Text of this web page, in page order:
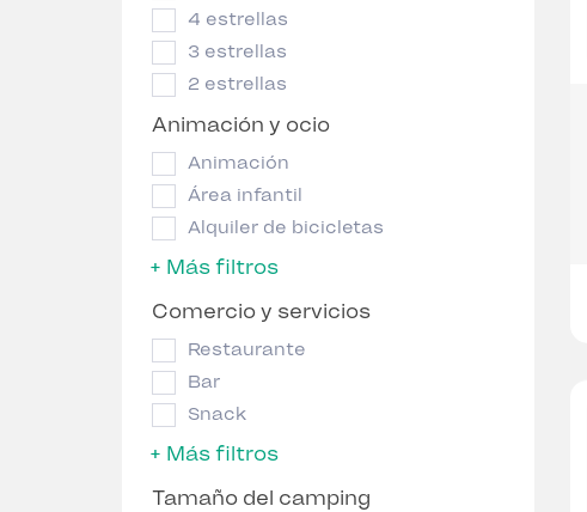
4 estrellas
3 estrellas
2 estrellas
Animación y ocio
Animación
Área infantil
Alquiler de bicicletas
+ Más filtros
Comercio y servicios
Restaurante
Bar
Snack
+ Más filtros
Tamaño del camping